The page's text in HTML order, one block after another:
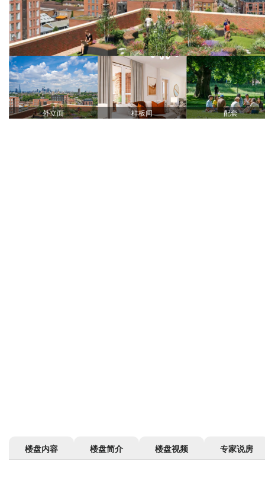
外立面 样板间 配套
楼盘内容 楼盘简介 楼盘视频 专家说房